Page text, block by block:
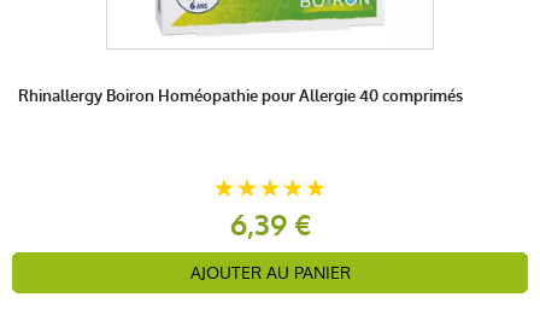
Rhinallergy Boiron Homéopathie pour Allergie 40 comprimés
6,39 €
AJOUTER AU PANIER